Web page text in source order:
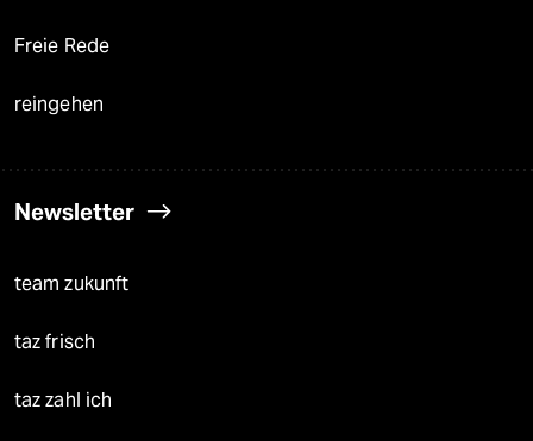
Freie Rede
reingehen
Newsletter
team zukunft
taz frisch
taz zahl ich